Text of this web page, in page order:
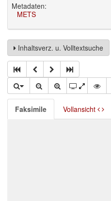
Metadaten:
METS
Inhaltsverz. u. Volltextsuche
Faksimile Vollansicht